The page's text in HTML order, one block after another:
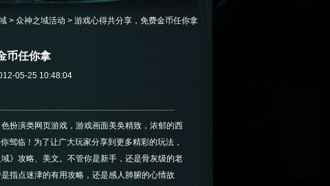
> 众神之域活动 > 游戏心得共分享，免费金币任你拿
币任你拿
05-25 10:48:04
演类网页游戏，游戏画面美奂精致，浓郁的西
驾临！为了让广大玩家分享到更多精彩的玩法，
》攻略、美文。不管你是新手，还是骨灰级的老
指点迷津的有用攻略，还是感人肺腑的心情故